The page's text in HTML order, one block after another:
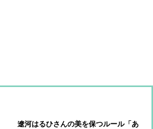
遼河はるひさんの美を保つルール「あ